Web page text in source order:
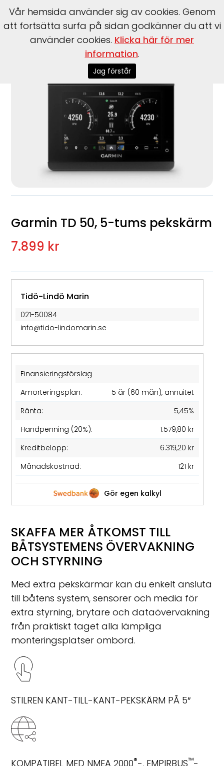
Garmin>TD 50, 5-tums pekskärm
Garmin TD 50, 5-tums pekskärm
7.899 kr
Tidö-Lindö Marin
021-50084
info@tido-lindomarin.se
Finansieringsförslag
Amorteringsplan:
5 år (60 mån), annuitet
Ränta:
5,45%
Handpenning (20%):
1.579,80 kr
Kreditbelopp:
6.319,20 kr
Månadskostnad:
121 kr
Gör egen kalkyl
SKAFFA MER ÅTKOMST TILL
BÅTSYSTEMENS ÖVERVAKNING
OCH STYRNING
Med extra pekskärmar kan du enkelt ansluta
till båtens system, sensorer och media för
extra styrning, brytare och dataövervakning
från praktiskt taget alla lämpliga
monteringsplatser ombord.
STILREN KANT-TILL-KANT-PEKSKÄRM PÅ 5″
KOMPATIBEL MED NMEA 2000®-, EMPIRBUS™-
Vår hemsida använder sig av cookies. Genom
att fortsätta surfa på sidan godkänner du att vi
använder cookies. Klicka här för mer
information.
Jag förstår